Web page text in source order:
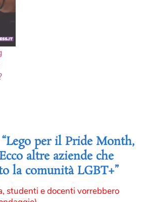
Lego per il Pride Month,
altre aziende che
la comunità LGBT+”
studenti e docenti vorrebbero